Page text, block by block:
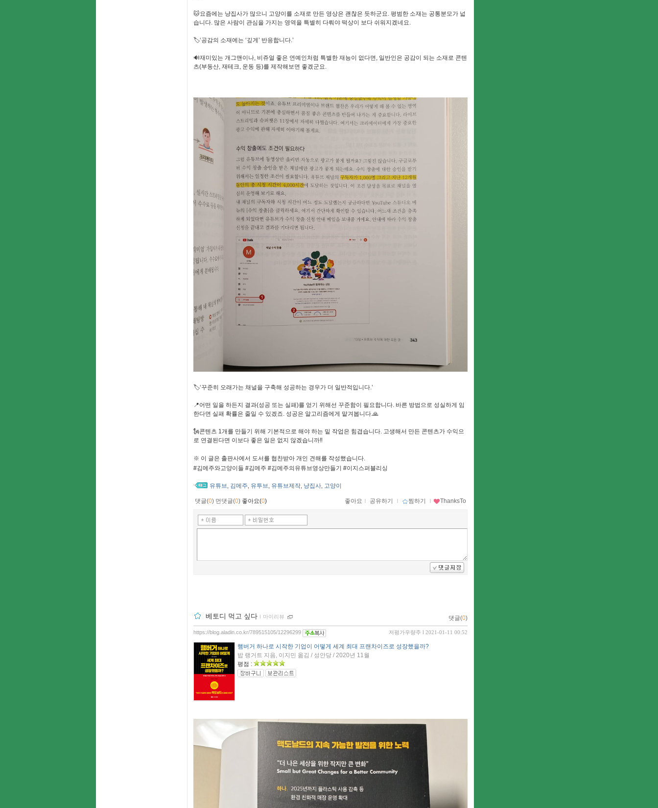
🐱요즘에는 냥집사가 많으니 고양이를 소재로 만든 영상은 괜찮은 듯하군요. 평범한 소재는 공통분모가 넓
습니다. 많은 사람이 관심을 가지는 영역을 특별히 다뤄야 떡상이 보다 쉬워지겠네요.
🏷‘공감의 소재에는 ‘깊게’ 반응합니다.’
🔊재미있는 개그맨이나, 비쥬얼 좋은 연예인처럼 특별한 재능이 없다면, 일반인은 공감이 되는 소재로 콘텐
츠(부동산, 재테크, 운동 등)를 제작해보면 좋겠군요.
🏷‘꾸준히 오래가는 채널을 구축해 성공하는 경우가 더 일반적입니다.’
📍어떤 일을 하든지 결과(성공 또는 실패)를 얻기 위해선 꾸준함이 필요합니다. 바른 방법으로 성실하게 임
한다면 실패 확률은 줄일 수 있겠죠. 성공은 알고리즘에게 맡겨봅니다.🙏
🗽콘텐츠 1개를 만들기 위해 기본적으로 해야 하는 밑 작업은 힘겹습니다. 고생해서 만든 콘텐츠가 수익으
로 연결된다면 이보다 좋은 일은 없지 않겠습니까‼️
※ 이 글은 출판사에서 도서를 협찬받아 개인 견해를 작성했습니다.
#김메주와고양이들 #김메주 #김메주의유튜브영상만들기 #이지스퍼블리싱
유튜브, 김메주, 유투브, 유튜브제작, 냥집사, 고양이
댓글(0) 먼댓글(0) 좋아요(0) 좋아요 ｌ 공유하기 ｌ 찜하기 ｌ ThanksTo
베토디 먹고 싶다 ｌ 마이리뷰 댓글(0)
저평가우량주 l 2021-01-11 00:52
https://blog.aladin.co.kr/789515105/12296299
햄버거 하나로 시작한 기업이 어떻게 세계 최대 프랜차이즈로 성장했을까?
밥 랭거트 지음, 이지민 옮김 / 성안당 / 2020년 11월
평점 :